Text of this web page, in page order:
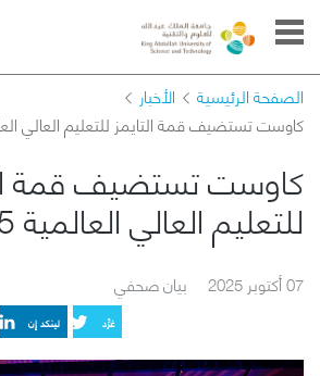
الصفحة الرئيسية
الأخبار
كاوست تستضيف قمة التايمز للتعليم العالي
كاوست تستضيف قمة
للتعليم العالي العالمية 2025
07 أكتوبر 2025 بيان صحفي
لينكد إن غرِّد